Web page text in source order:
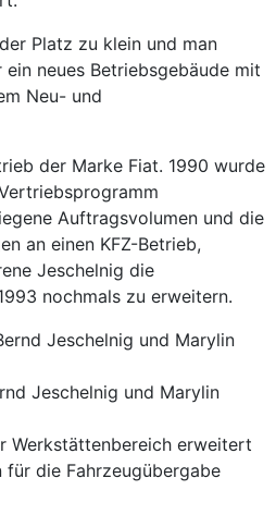
Platz zu klein und man
neues Betriebsgebäude mit
Neu- und
der Marke Fiat. 1990 wurde
Auftragsvolumen und die
an einen KFZ-Betrieb,
Jeschelnig die
nochmals zu erweitern.
Jeschelnig und Marylin
Werkstättenbereich erweitert
für die Fahrzeugübergabe